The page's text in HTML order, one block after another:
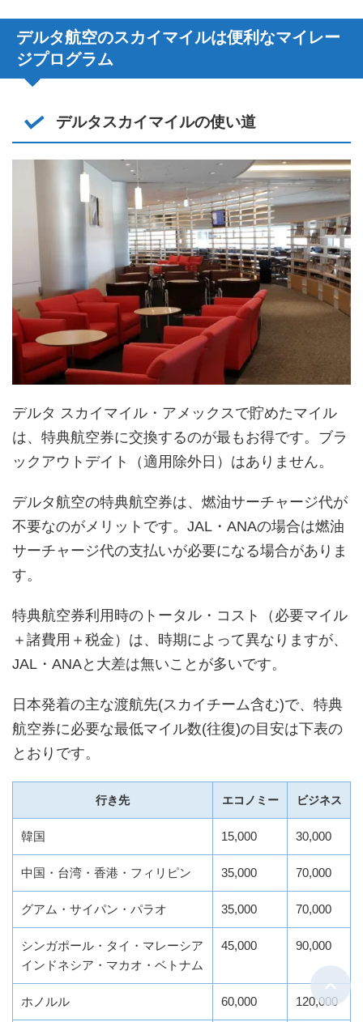
デルタ航空のスカイマイルは便利なマイレー
ジプログラム
デルタスカイマイルの使い道
デルタ スカイマイル・アメックスで貯めたマイル
は、特典航空券に交換するのが最もお得です。ブラ
ックアウトデイト（適用除外日）はありません。
デルタ航空の特典航空券は、燃油サーチャージ代が
不要なのがメリットです。JAL・ANAの場合は燃油
サーチャージ代の支払いが必要になる場合がありま
す。
特典航空券利用時のトータル・コスト（必要マイル
＋諸費用＋税金）は、時期によって異なりますが、
JAL・ANAと大差は無いことが多いです。
日本発着の主な渡航先(スカイチーム含む)で、特典
航空券に必要な最低マイル数(往復)の目安は下表の
とおりです。
行き先 エコノミー ビジネス
韓国 15,000 30,000
中国・台湾・香港・フィリピン 35,000 70,000
グアム・サイパン・パラオ 35,000 70,000
シンガポール・タイ・マレーシア
インドネシア・マカオ・ベトナム
45,000 90,000
ホノルル 60,000 120,000